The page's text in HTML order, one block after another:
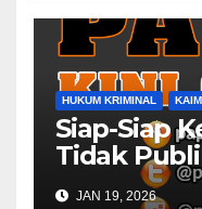
HUKUM KRIMINAL
Siap-Siap
Tidak
Desa
JAN 19, 2026